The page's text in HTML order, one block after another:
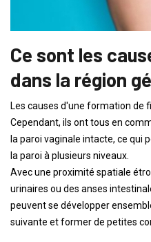
Ce sont les
dans la région
Les causes d'une formation de
Cependant, ils ont tous en
la paroi vaginale intacte, ce qui
la paroi à plusieurs niveaux.
Avec une proximité spatiale
urinaires ou des anses
peuvent se développer
suivante et former de petites